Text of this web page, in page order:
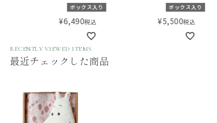
モスリンコットン おくるみ
リス イン ワンダーランド
pack classic swaddles
ボックス入り
¥6,490税込
リーブス ボックス入り
¥5,500税込
RECENTLY VIEWED ITEMS
最近チェックした商品